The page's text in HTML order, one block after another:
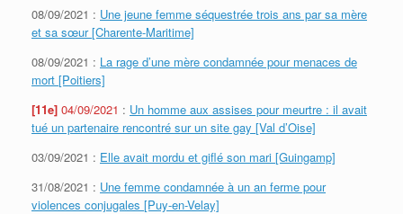
08/09/2021 : Une jeune femme séquestrée trois ans par sa mère
et sa sœur [Charente-Maritime]
08/09/2021 : La rage d’une mère condamnée pour menaces de
mort [Poitiers]
[11e] 04/09/2021 : Un homme aux assises pour meurtre : il avait
tué un partenaire rencontré sur un site gay [Val d’Oise]
03/09/2021 : Elle avait mordu et giflé son mari [Guingamp]
31/08/2021 : Une femme condamnée à un an ferme pour
violences conjugales [Puy-en-Velay]